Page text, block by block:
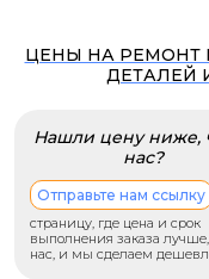
ЦЕНЫ НА РЕМОНТ
ДЕТАЛЕЙ
Нашли цену ниже,
нас?
Отправьте нам ссылку
страницу, где цена и срок
выполнения заказа
нас, и мы сделаем